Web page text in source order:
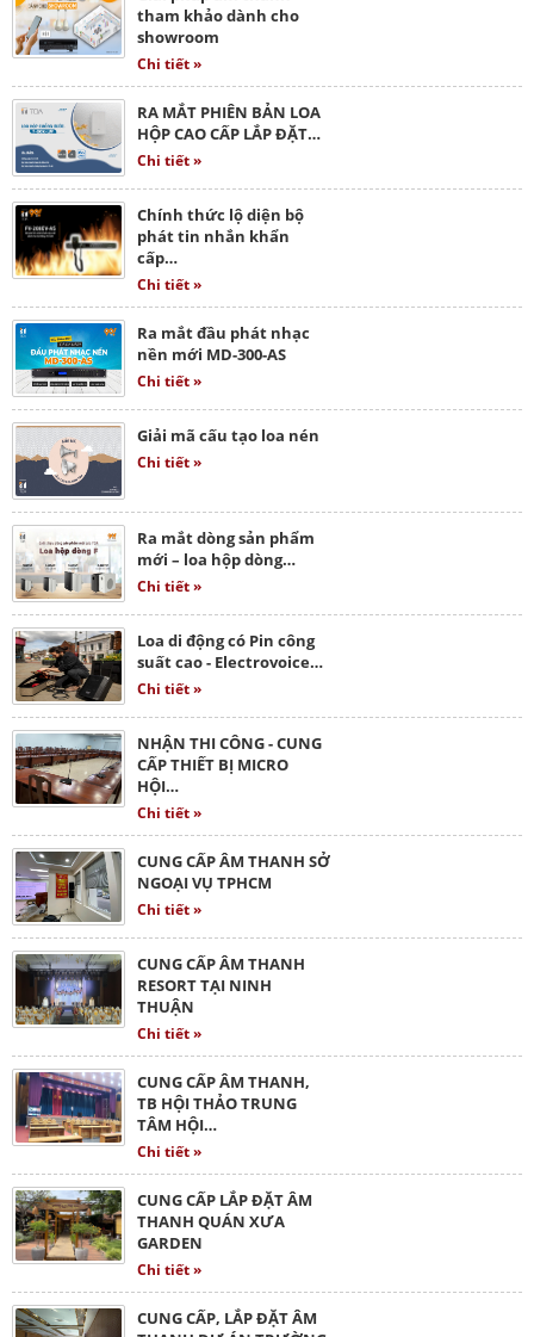
tham khảo dành cho
showroom
Chi tiết »
RA MẮT PHIÊN BẢN LOA
HỘP CAO CẤP LẮP ĐẶT…
Chi tiết »
Chính thức lộ diện bộ
phát tin nhắn khẩn
cấp…
Chi tiết »
Ra mắt đầu phát nhạc
nền mới MD-300-AS
Chi tiết »
Giải mã cấu tạo loa nén
Chi tiết »
Ra mắt dòng sản phẩm
mới – loa hộp dòng…
Chi tiết »
Loa di động có Pin công
suất cao - Electrovoice…
Chi tiết »
NHẬN THI CÔNG - CUNG
CẤP THIẾT BỊ MICRO
HỘI…
Chi tiết »
CUNG CẤP ÂM THANH SỞ
NGOẠI VỤ TPHCM
Chi tiết »
CUNG CẤP ÂM THANH
RESORT TẠI NINH
THUẬN
Chi tiết »
CUNG CẤP ÂM THANH,
TB HỘI THẢO TRUNG
TÂM HỘI…
Chi tiết »
CUNG CẤP LẮP ĐẶT ÂM
THANH QUÁN XƯA
GARDEN
Chi tiết »
CUNG CẤP, LẮP ĐẶT ÂM